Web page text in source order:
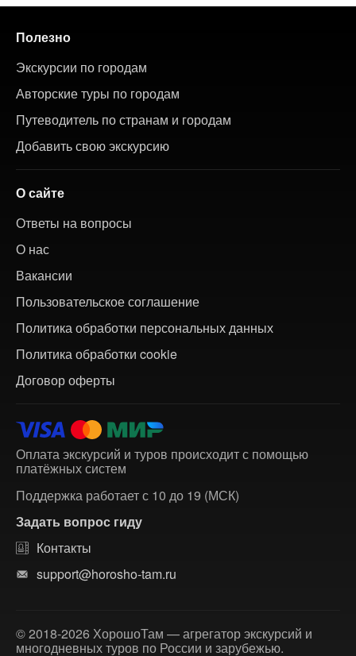
Полезно
Экскурсии по городам
Авторские туры по городам
Путеводитель по странам и городам
Добавить свою экскурсию
О сайте
Ответы на вопросы
О нас
Вакансии
Пользовательское соглашение
Политика обработки персональных данных
Политика обработки cookie
Договор оферты
Оплата экскурсий и туров происходит с помощью
платёжных систем
Поддержка работает с 10 до 19 (МСК)
Задать вопрос гиду
Контакты
support@horosho-tam.ru
© 2018-2026 ХорошоТам — агрегатор экскурсий и
многодневных туров по России и зарубежью.